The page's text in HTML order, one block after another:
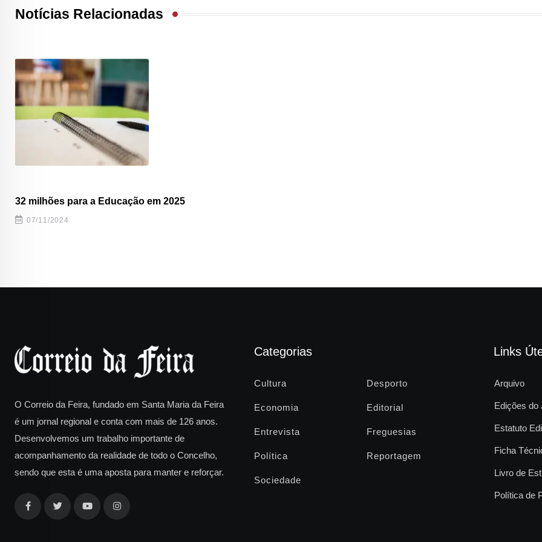
Notícias Relacionadas
32 milhões para a Educação em 2025
07/11/2024
O Correio da Feira, fundado em Santa Maria da Feira
é um jornal regional e conta com mais de 126 anos.
Desenvolvemos um trabalho importante de
acompanhamento da realidade de todo o Concelho,
sendo que esta é uma aposta para manter e reforçar.
Categorias
Cultura Desporto
Economia Editorial
Entrevista Freguesias
Política Reportagem
Sociedade
Links
Arquivo
Edições do
Estatuto
Ficha
Livro de
Política de